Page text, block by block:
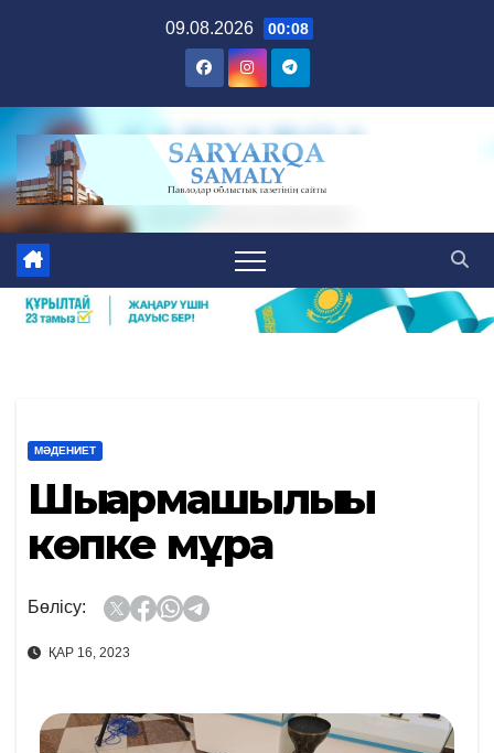
09.08.2026 00:08
МӘДЕНИЕТ
Шығармашылығы
көпке мұра
Бөлісу:
ҚАР 16, 2023